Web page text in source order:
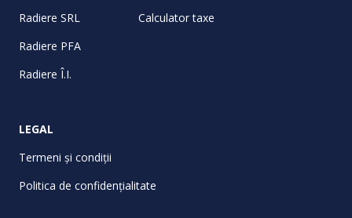
Radiere SRL
Radiere PFA
Radiere Î.I.
Calculator taxe
LEGAL
Termeni și condiții
Politica de confidențialitate